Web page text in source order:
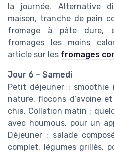
la journée. Alternative
maison, tranche de pain
fromage à pâte dure,
fromages les moins
article sur les fromages
Jour 6 – Samedi
Petit déjeuner :
nature, flocons d’avoine
chia. Collation matin :
avec houmous, pour un
Déjeuner : salade
complet, légumes grillés,